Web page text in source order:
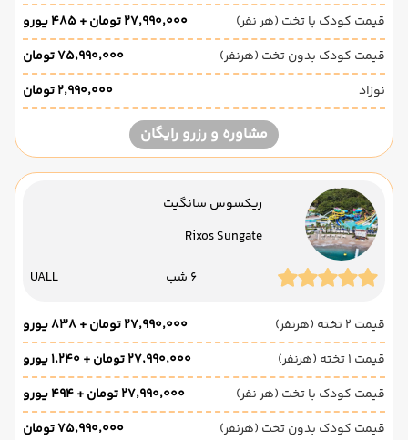
قیمت کودک با تخت (هر نفر)
۲۷٬۹۹۰٬۰۰۰ تومان + ۴۸۵ یورو
قیمت کودک بدون تخت (هرنفر)
۷۵٬۹۹۰٬۰۰۰ تومان
نوزاد
۲٬۹۹۰٬۰۰۰ تومان
مشاوره و رزرو رایگان
ریکسوس سانگیت
Rixos Sungate
6 شب UALL
قیمت 2 تخته (هرنفر)
۲۷٬۹۹۰٬۰۰۰ تومان + ۸۳۸ یورو
قیمت 1 تخته (هرنفر)
۲۷٬۹۹۰٬۰۰۰ تومان + ۱٬۲۴۰ یورو
قیمت کودک با تخت (هر نفر)
۲۷٬۹۹۰٬۰۰۰ تومان + ۴۹۴ یورو
قیمت کودک بدون تخت (هرنفر)
۷۵٬۹۹۰٬۰۰۰ تومان